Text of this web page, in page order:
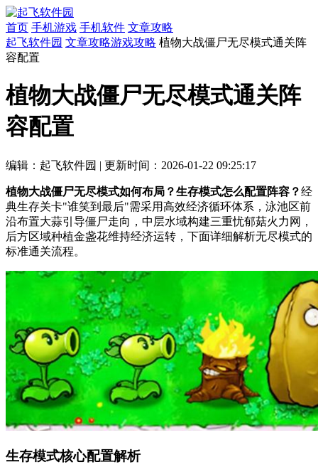
首页 手机游戏 手机软件 文章攻略
起飞软件园 文章攻略游戏攻略 植物大战僵尸无尽模式通关阵
容配置
植物大战僵尸无尽模式通关阵
容配置
编辑：起飞软件园 | 更新时间：2026-01-22 09:25:17
植物大战僵尸无尽模式如何布局？生存模式怎么配置阵容？经
典生存关卡"谁笑到最后"需采用高效经济循环体系，泳池区前
沿布置大蒜引导僵尸走向，中层水域构建三重忧郁菇火力网，
后方区域种植金盏花维持经济运转，下面详细解析无尽模式的
标准通关流程。
生存模式核心配置解析